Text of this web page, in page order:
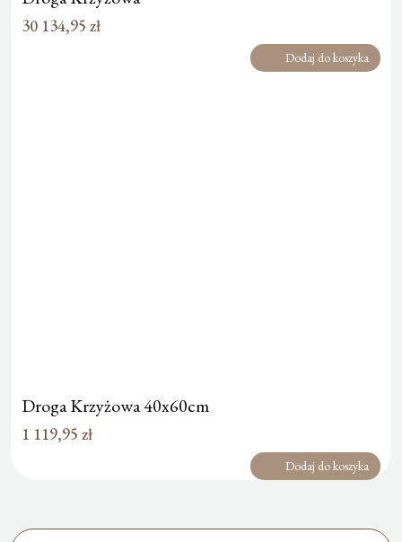
30 134,95 zł
Dodaj do koszyka
Droga Krzyżowa 40x60cm
1 119,95 zł
Dodaj do koszyka